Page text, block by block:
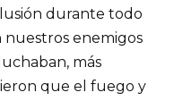
durante todo
nuestros enemigos
más
que el fuego y